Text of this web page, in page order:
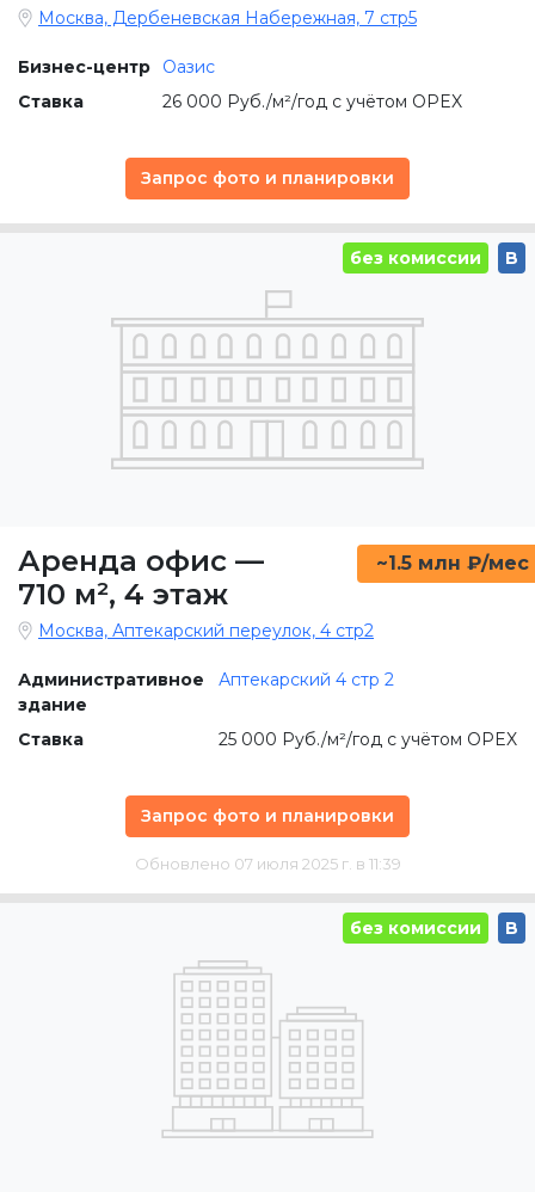
Москва, Дербеневская Набережная, 7 стр5
Бизнес-центр
Оазис
Ставка
26 000 Руб./м²/год с учётом OPEX
Запрос фото и планировки
без комиссии B
Аренда офис —
710 м², 4 этаж
~1.5 млн ₽/мес
Москва, Аптекарский переулок, 4 стр2
Административное
здание
Аптекарский 4 стр 2
Ставка 25 000 Руб./м²/год с учётом OPEX
Запрос фото и планировки
Обновлено 07 июля 2025 г. в 11:39
без комиссии B